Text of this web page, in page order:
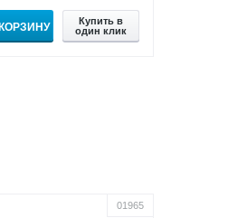
Купить в
один клик
01965